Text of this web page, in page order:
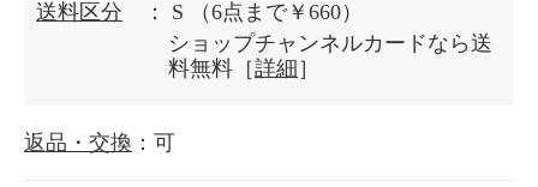
送料区分 ： S
（6点まで￥660）
ショップチャンネルカードなら送
料無料［詳細 ］
返品・交換 ：可